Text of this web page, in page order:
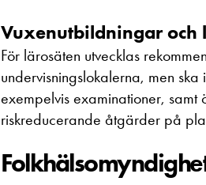
Vuxenutbildningar och
För lärosäten utvecklas
undervisningslokalerna, men
exempelvis examinationer,
riskreducerande åtgärder på